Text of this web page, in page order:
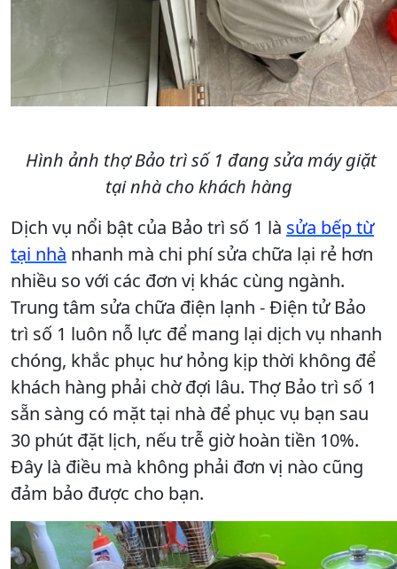
Hình ảnh thợ Bảo trì số 1 đang sửa máy giặt
tại nhà cho khách hàng
Dịch vụ nổi bật của Bảo trì số 1 là sửa bếp từ
tại nhà nhanh mà chi phí sửa chữa lại rẻ hơn
nhiều so với các đơn vị khác cùng ngành.
Trung tâm sửa chữa điện lạnh - Điện tử Bảo
trì số 1 luôn nỗ lực để mang lại dịch vụ nhanh
chóng, khắc phục hư hỏng kịp thời không để
khách hàng phải chờ đợi lâu. Thợ Bảo trì số 1
sẵn sàng có mặt tại nhà để phục vụ bạn sau
30 phút đặt lịch, nếu trễ giờ hoàn tiền 10%.
Đây là điều mà không phải đơn vị nào cũng
đảm bảo được cho bạn.